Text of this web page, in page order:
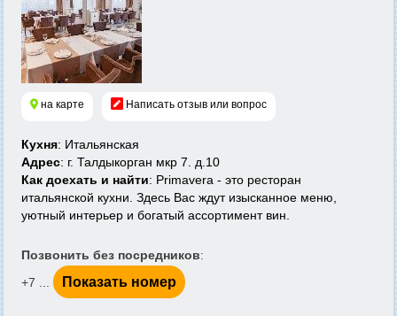
на карте Написать отзыв или вопрос
Кухня: Итальянская
Адрес: г. Талдыкорган мкр 7. д.10
Как доехать и найти: Primavera - это ресторан
итальянской кухни. Здесь Вас ждут изысканное меню,
уютный интерьер и богатый ассортимент вин.
Позвонить без посредников:
+7 ...
Показать номер